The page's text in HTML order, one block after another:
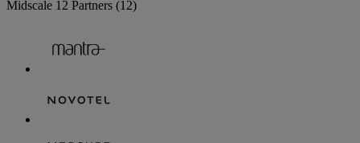
Midscale 12 Partners (12)